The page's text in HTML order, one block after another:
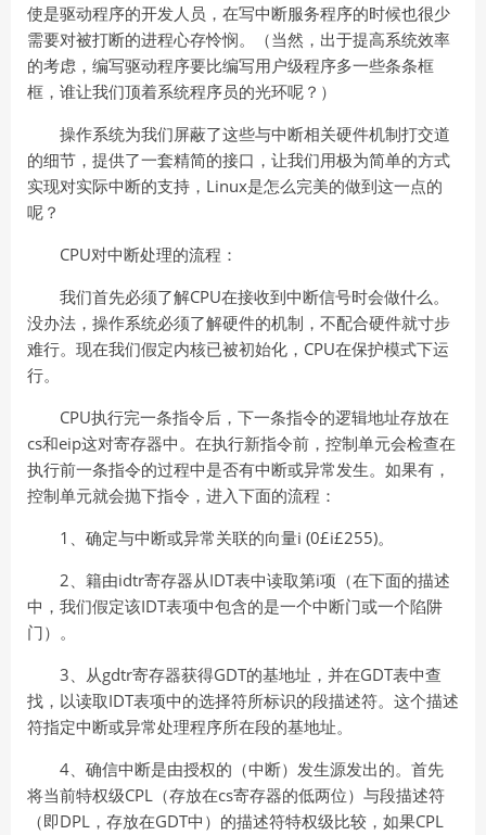
使是驱动程序的开发人员，在写中断服务程序的时候也很少
需要对被打断的进程心存怜悯。（当然，出于提高系统效率
的考虑，编写驱动程序要比编写用户级程序多一些条条框
框，谁让我们顶着系统程序员的光环呢？）
操作系统为我们屏蔽了这些与中断相关硬件机制打交道
的细节，提供了一套精简的接口，让我们用极为简单的方式
实现对实际中断的支持，Linux是怎么完美的做到这一点的
呢？
CPU对中断处理的流程：
我们首先必须了解CPU在接收到中断信号时会做什么。
没办法，操作系统必须了解硬件的机制，不配合硬件就寸步
难行。现在我们假定内核已被初始化，CPU在保护模式下运
行。
CPU执行完一条指令后，下一条指令的逻辑地址存放在
cs和eip这对寄存器中。在执行新指令前，控制单元会检查在
执行前一条指令的过程中是否有中断或异常发生。如果有，
控制单元就会抛下指令，进入下面的流程：
1、确定与中断或异常关联的向量i (0£i£255)。
2、籍由idtr寄存器从IDT表中读取第i项（在下面的描述
中，我们假定该IDT表项中包含的是一个中断门或一个陷阱
门）。
3、从gdtr寄存器获得GDT的基地址，并在GDT表中查
找，以读取IDT表项中的选择符所标识的段描述符。这个描述
符指定中断或异常处理程序所在段的基地址。
4、确信中断是由授权的（中断）发生源发出的。首先
将当前特权级CPL（存放在cs寄存器的低两位）与段描述符
（即DPL，存放在GDT中）的描述符特权级比较，如果CPL